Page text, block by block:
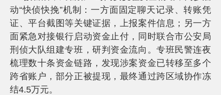
动“快侦快挽”机制：一方面固定聊天记录、转账凭
证、平台截图等关键证据，上报案件信息；另一方
面紧急对接银行启动资金止付，同时联合市公安局
刑侦大队组建专班，研判资金流向。专班民警连夜
梳理数十条资金链路，发现涉案资金已转移至多个
跨省账户，部分正被提现，最终通过跨区域协作冻
结4.5万元。